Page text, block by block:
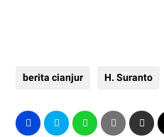
berita cianjur H. Suranto